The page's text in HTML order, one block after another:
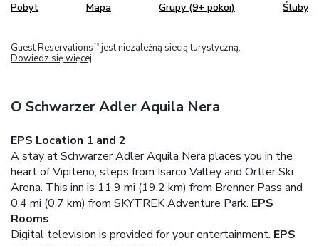
Pobyt Mapa Grupy (9+ pokoi) Śluby
Guest Reservations TM jest niezależną siecią turystyczną.
Dowiedz się więcej
O Schwarzer Adler Aquila Nera
EPS Location 1 and 2
A stay at Schwarzer Adler Aquila Nera places you in the
heart of Vipiteno, steps from Isarco Valley and Ortler Ski
Arena. This inn is 11.9 mi (19.2 km) from Brenner Pass and
0.4 mi (0.7 km) from SKYTREK Adventure Park. EPS
Rooms
Digital television is provided for your entertainment. EPS